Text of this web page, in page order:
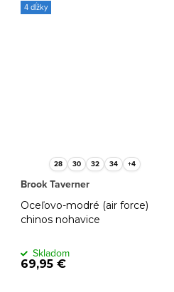
4 dĺžky
28 30 32 34 +4
Oceľovo-modré (air force)
chinos nohavice
Brook Taverner
69,95 €
Skladom